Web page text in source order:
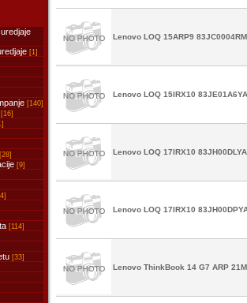
[1]
[140]
[16]
[28]
[9]
[114]
[33]
Lenovo LOQ 15ARP9 83JC0004RM
Lenovo LOQ 15IRX10 83JE01A6YA
Lenovo LOQ 17IRX10 83JH00DLYA
Lenovo LOQ 17IRX10
Lenovo ThinkBook 14 G7 ARP